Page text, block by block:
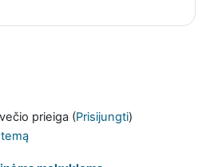
prieiga (Prisijungti)